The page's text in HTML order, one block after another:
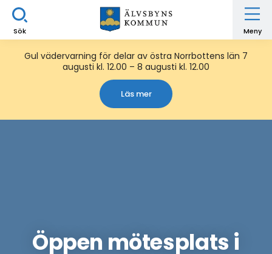
Sök Meny
Gul vädervarning för delar av östra Norrbottens län 7
augusti kl. 12.00 – 8 augusti kl. 12.00
Läs mer
Öppen mötesplats i